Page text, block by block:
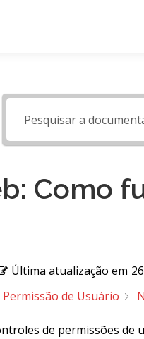
Como
Última atualização em
Permissão de Usuário
de permissões de